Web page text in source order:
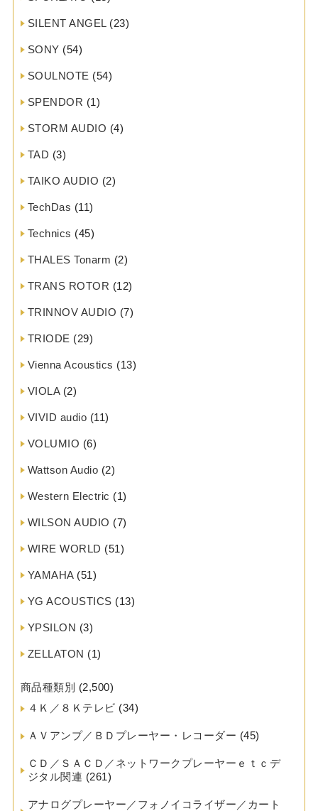
SILENT ANGEL(23)
SONY (54)
SOULNOTE (54)
SPENDOR (1)
STORM AUDIO (4)
TAD (3)
TAIKO AUDIO (2)
TechDas (11)
Technics (45)
THALES Tonarm (2)
TRANS ROTOR (12)
TRINNOV AUDIO (7)
TRIODE (29)
Vienna Acoustics (13)
VIOLA(2)
VIVID audio (11)
VOLUMIO (6)
Wattson Audio (2)
Western Electric (1)
WILSON AUDIO (7)
WIRE WORLD (51)
YAMAHA(51)
YG ACOUSTICS (13)
YPSILON (3)
ZELLATON (1)
商品種類別 (2,500)
４Ｋ／８Ｋテレビ (34)
ＡＶアンプ／ＢＤプレーヤー・レコーダー (45)
ＣＤ／ＳＡＣＤ／ネットワークプレーヤーｅｔｃデ
ジタル関連 (261)
アナログプレーヤー／フォノイコライザー／カート